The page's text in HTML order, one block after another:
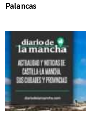
Palancas